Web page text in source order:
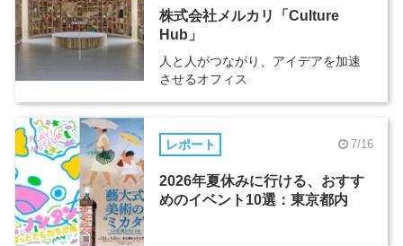
株式会社メルカリ「Culture
Hub」
人と人がつながり、アイデアを加速
させるオフィス
レポート 7/16
2026年夏休みに行ける、おすす
めのイベント10選：東京都内